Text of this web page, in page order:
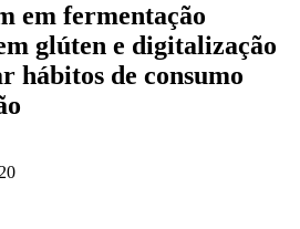
em fermentação
glúten e digitalização
hábitos de consumo